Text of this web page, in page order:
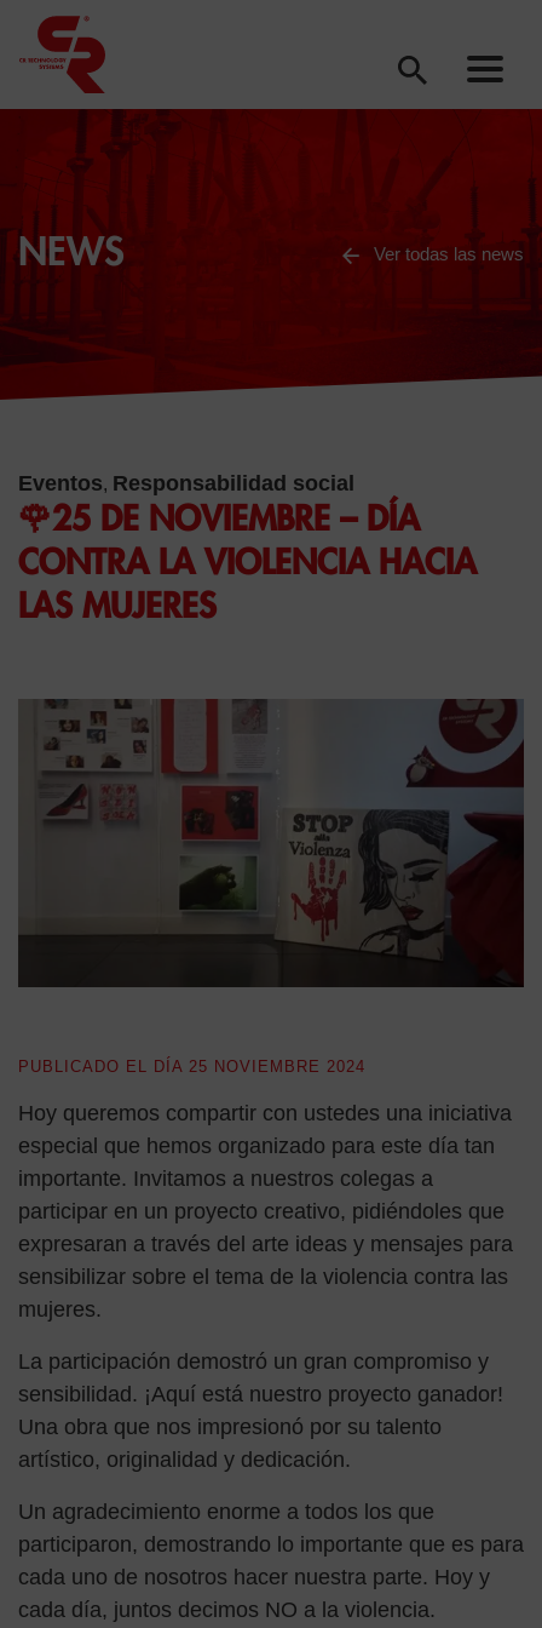
NEWS Ver todas las news
Eventos, Responsabilidad social
🌹25 DE NOVIEMBRE – DÍA
CONTRA LA VIOLENCIA HACIA
LAS MUJERES
PUBLICADO EL DÍA 25 NOVIEMBRE 2024
Hoy queremos compartir con ustedes una iniciativa
especial que hemos organizado para este día tan
importante. Invitamos a nuestros colegas a
participar en un proyecto creativo, pidiéndoles que
expresaran a través del arte ideas y mensajes para
sensibilizar sobre el tema de la violencia contra las
mujeres.
La participación demostró un gran compromiso y
sensibilidad. ¡Aquí está nuestro proyecto ganador!
Una obra que nos impresionó por su talento
artístico, originalidad y dedicación.
Un agradecimiento enorme a todos los que
participaron, demostrando lo importante que es para
cada uno de nosotros hacer nuestra parte. Hoy y
cada día, juntos decimos NO a la violencia.